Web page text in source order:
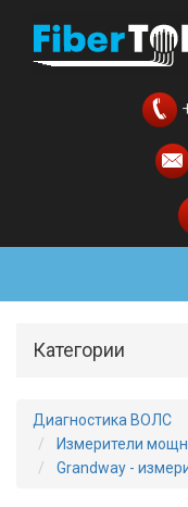
Категории
Диагностика ВОЛС
Измерители
Grandway -